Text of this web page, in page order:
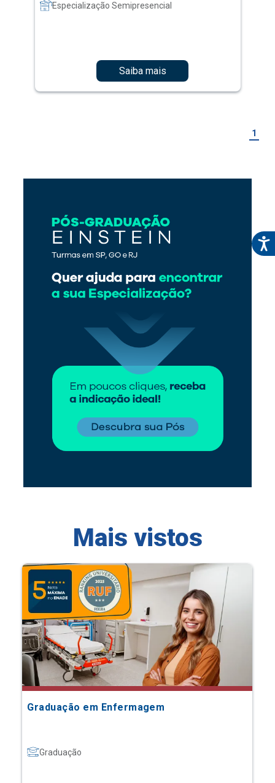
Especialização Semipresencial
Saiba mais
1
Mais vistos
Graduação em Enfermagem
Graduação